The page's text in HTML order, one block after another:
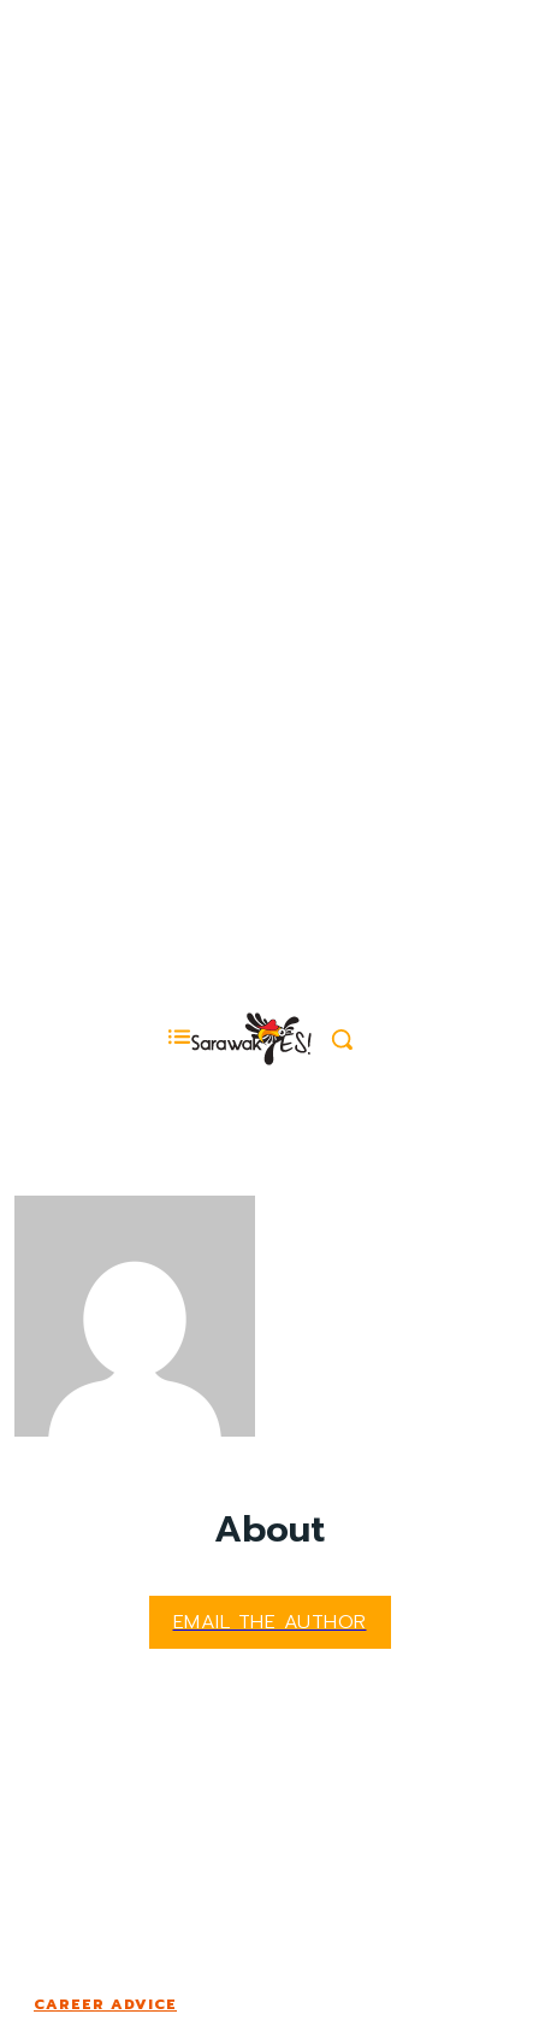
About
EMAIL THE AUTHOR
CAREER ADVICE